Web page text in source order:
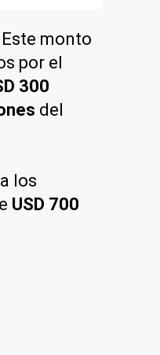
Este monto
por el
300
del
los
USD 700